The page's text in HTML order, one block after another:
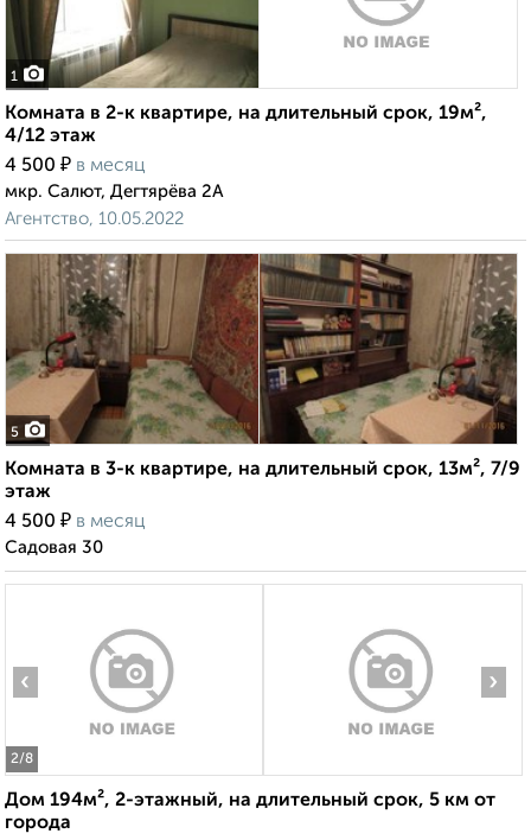
1
Комната в 2-к квартире, на длительный срок, 19м²,
4/12 этаж
4 500 ₽ в месяц
мкр. Салют, Дегтярёва 2А
Агентство, 10.05.2022
5
Комната в 3-к квартире, на длительный срок, 13м², 7/9
этаж
4 500 ₽ в месяц
Садовая 30
2/8
‹ ›
Дом 194м², 2-этажный, на длительный срок, 5 км от
города